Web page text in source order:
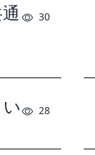
30
28